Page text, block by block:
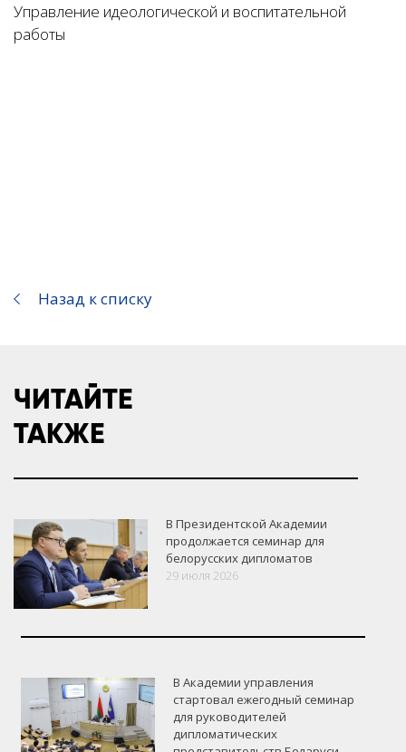
Управление идеологической и воспитательной
работы
Назад к списку
ЧИТАЙТЕ
ТАКЖЕ
В Президентской Академии
продолжается семинар для
белорусских дипломатов
29 июля 2026
В Академии управления
стартовал ежегодный семинар
для руководителей
дипломатических